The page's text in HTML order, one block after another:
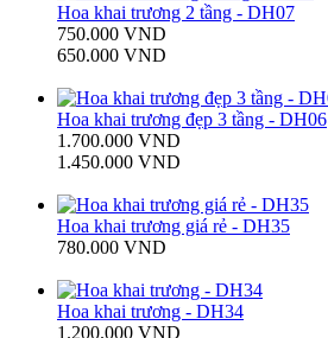
Hoa khai trương 2 tầng - DH07
750.000 VND
650.000 VND
Hoa khai trương đẹp 3 tầng - DH06
1.700.000 VND
1.450.000 VND
Hoa khai trương giá rẻ - DH35
780.000 VND
Hoa khai trương - DH34
1.200.000 VND